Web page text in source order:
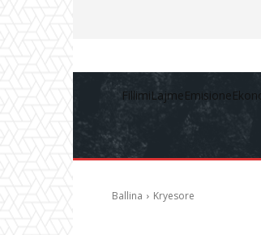
FillimiLajmeEmisione
Ballina Kryesore